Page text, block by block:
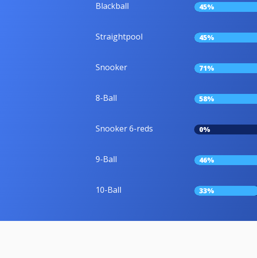
Blackball 45%
Straightpool 45%
Snooker 71%
8-Ball 58%
Snooker 6-reds 0%
9-Ball 46%
10-Ball 33%